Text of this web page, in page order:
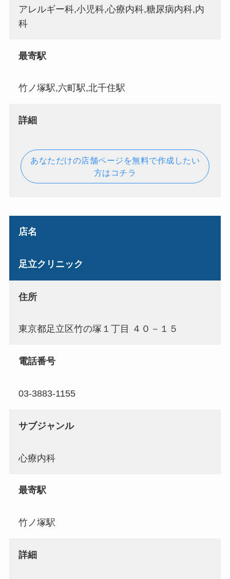
アレルギー科,小児科,心療内科,糖尿病内科,内
科
最寄駅
竹ノ塚駅,六町駅,北千住駅
詳細
あなただけの店舗ページを無料で作成したい
方はコチラ
店名
足立クリニック
住所
東京都足立区竹の塚１丁目 ４０－１５
電話番号
03-3883-1155
サブジャンル
心療内科
最寄駅
竹ノ塚駅
詳細